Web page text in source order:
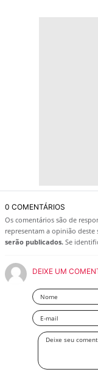
0 COMENTÁRIOS
Os comentários são de
representam a opinião deste
serão publicados. Se
DEIXE UM
Nome
Email
Deixe